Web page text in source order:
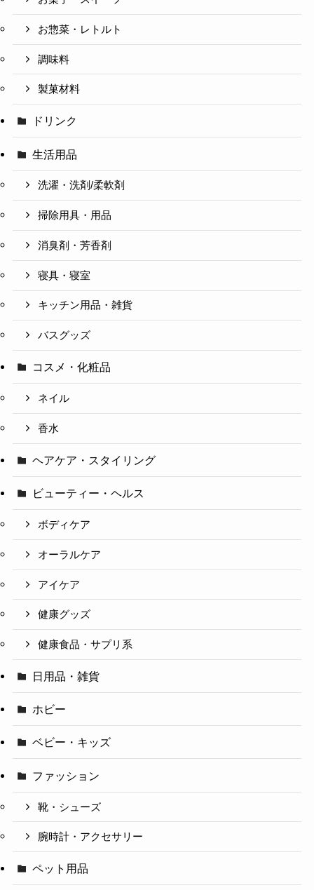
お惣菜・レトルト
調味料
製菓材料
ドリンク
生活用品
洗濯・洗剤/柔軟剤
掃除用具・用品
消臭剤・芳香剤
寝具・寝室
キッチン用品・雑貨
バスグッズ
コスメ・化粧品
ネイル
香水
ヘアケア・スタイリング
ビューティー・ヘルス
ボディケア
オーラルケア
アイケア
健康グッズ
健康食品・サプリ系
日用品・雑貨
ホビー
ベビー・キッズ
ファッション
靴・シューズ
腕時計・アクセサリー
ペット用品